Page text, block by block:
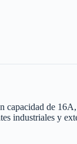
capacidad de
industriales y